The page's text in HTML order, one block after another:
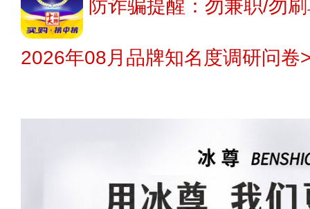
防诈骗提醒：勿兼职/勿
2026年08月品牌知名度调研问卷